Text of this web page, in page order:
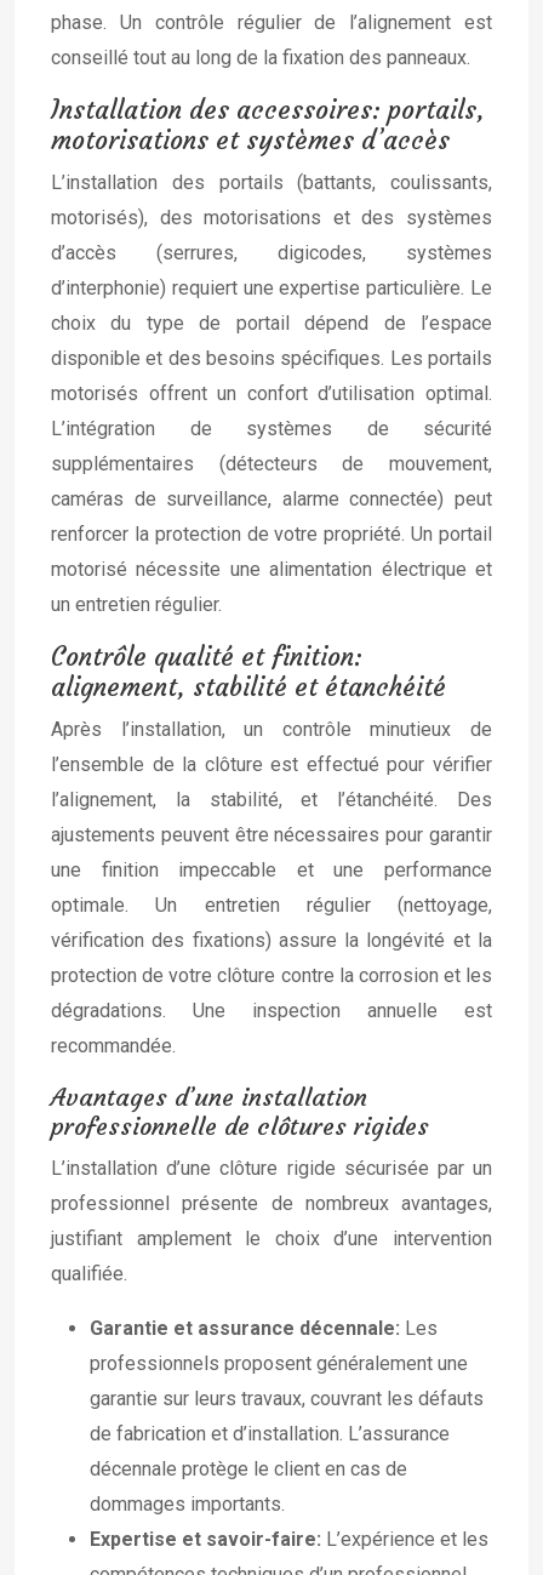
phase. Un contrôle régulier de l’alignement est
conseillé tout au long de la fixation des panneaux.
Installation des accessoires: portails,
motorisations et systèmes d’accès
L’installation des portails (battants, coulissants,
motorisés), des motorisations et des systèmes
d’accès (serrures, digicodes, systèmes
d’interphonie) requiert une expertise particulière. Le
choix du type de portail dépend de l’espace
disponible et des besoins spécifiques. Les portails
motorisés offrent un confort d’utilisation optimal.
L’intégration de systèmes de sécurité
supplémentaires (détecteurs de mouvement,
caméras de surveillance, alarme connectée) peut
renforcer la protection de votre propriété. Un portail
motorisé nécessite une alimentation électrique et
un entretien régulier.
Contrôle qualité et finition:
alignement, stabilité et étanchéité
Après l’installation, un contrôle minutieux de
l’ensemble de la clôture est effectué pour vérifier
l’alignement, la stabilité, et l’étanchéité. Des
ajustements peuvent être nécessaires pour garantir
une finition impeccable et une performance
optimale. Un entretien régulier (nettoyage,
vérification des fixations) assure la longévité et la
protection de votre clôture contre la corrosion et les
dégradations. Une inspection annuelle est
recommandée.
Avantages d’une installation
professionnelle de clôtures rigides
L’installation d’une clôture rigide sécurisée par un
professionnel présente de nombreux avantages,
justifiant amplement le choix d’une intervention
qualifiée.
Garantie et assurance décennale: Les
professionnels proposent généralement une
garantie sur leurs travaux, couvrant les défauts
de fabrication et d’installation. L’assurance
décennale protège le client en cas de
dommages importants.
Expertise et savoir-faire: L’expérience et les